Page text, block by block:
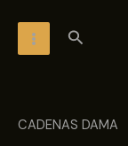
contenidoMENU
Buscar
CADENAS DAMA